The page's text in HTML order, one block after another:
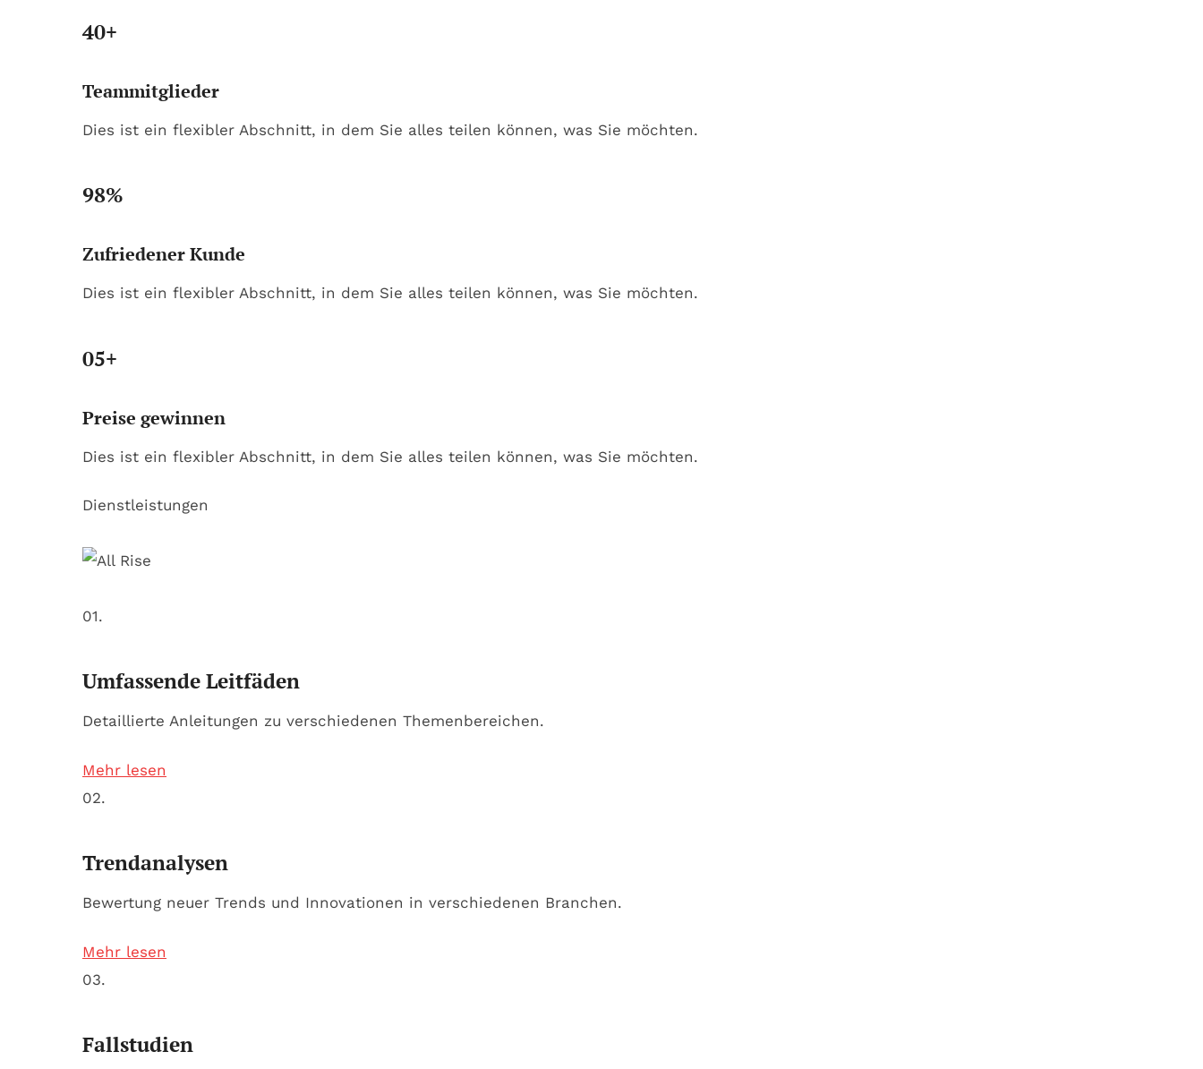
40+
Teammitglieder
Dies ist ein flexibler Abschnitt, in dem Sie alles teilen können, was Sie möchten.
98%
Zufriedener Kunde
Dies ist ein flexibler Abschnitt, in dem Sie alles teilen können, was Sie möchten.
05+
Preise gewinnen
Dies ist ein flexibler Abschnitt, in dem Sie alles teilen können, was Sie möchten.
Dienstleistungen
01.
Umfassende Leitfäden
Detaillierte Anleitungen zu verschiedenen Themenbereichen.
Mehr lesen
02.
Trendanalysen
Bewertung neuer Trends und Innovationen in verschiedenen Branchen.
Mehr lesen
03.
Fallstudien